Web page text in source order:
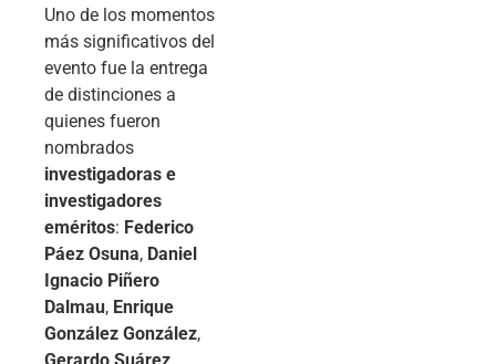
Uno de los momentos
más significativos del
evento fue la entrega
de distinciones a
quienes fueron
nombrados
investigadoras e
investigadores
eméritos: Federico
Páez Osuna, Daniel
Ignacio Piñero
Dalmau, Enrique
González González,